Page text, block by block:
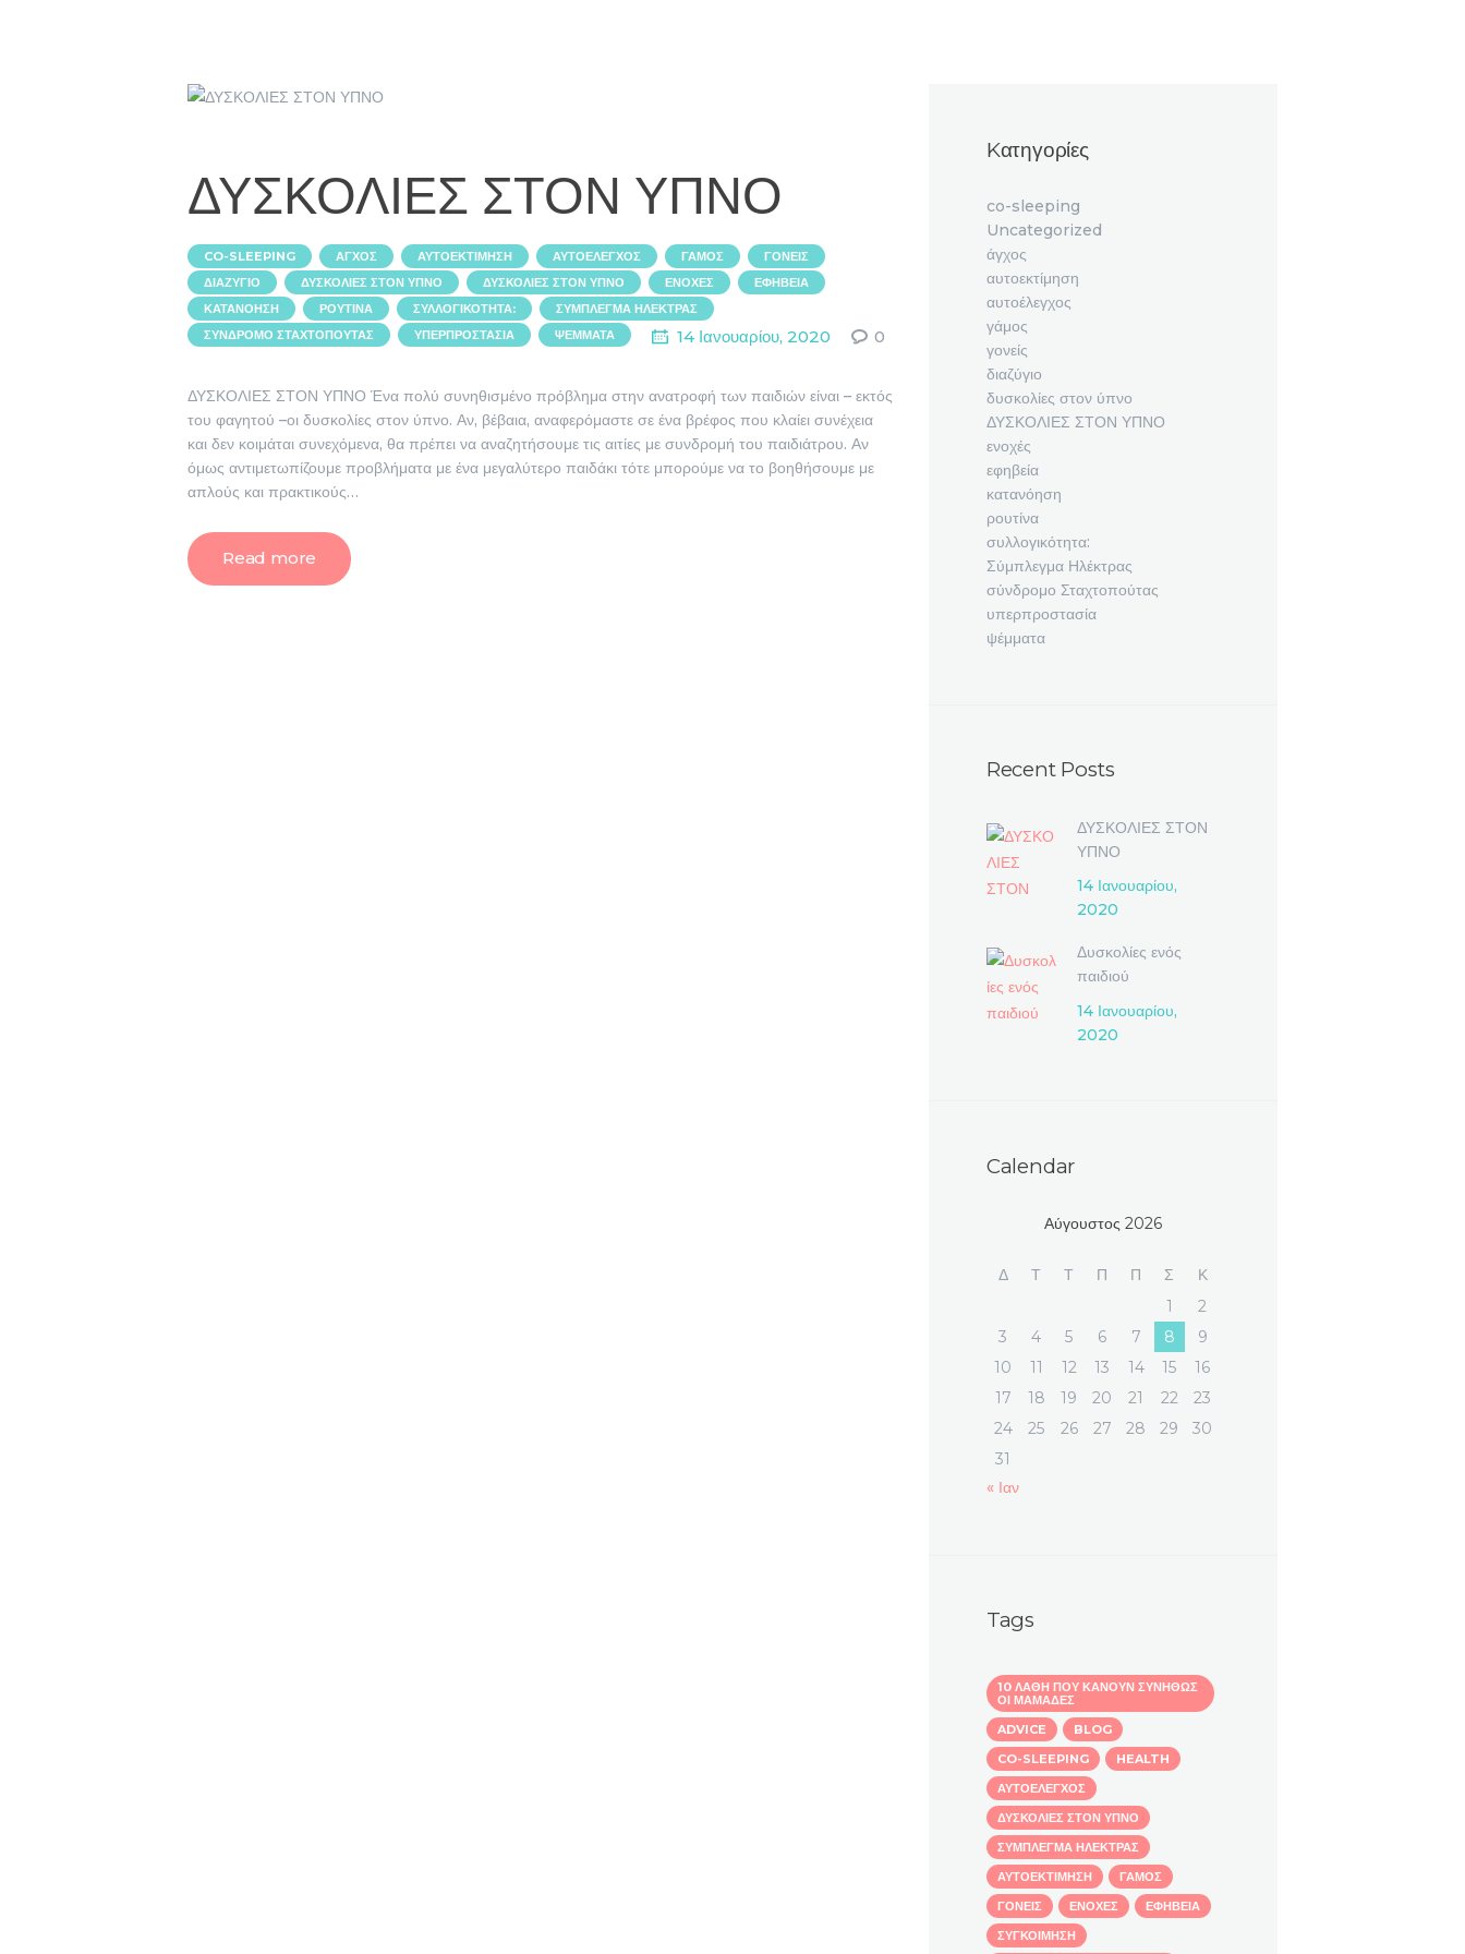
ΔΥΣΚΟΛΙΕΣ ΣΤΟΝ ΥΠΝΟ
CO-SLEEPING ΆΓΧΟΣ ΑΥΤΟΕΚΤΊΜΗΣΗ ΑΥΤΟΈΛΕΓΧΟΣ ΓΆΜΟΣ ΓΟΝΕΊΣ
ΔΙΑΖΎΓΙΟ ΔΥΣΚΟΛΊΕΣ ΣΤΟΝ ΎΠΝΟ ΔΥΣΚΟΛΙΕΣ ΣΤΟΝ ΥΠΝΟ ΕΝΟΧΈΣ ΕΦΗΒΕΊΑ
ΚΑΤΑΝΌΗΣΗ ΡΟΥΤΊΝΑ ΣΥΛΛΟΓΙΚΌΤΗΤΑ: ΣΎΜΠΛΕΓΜΑ ΗΛΈΚΤΡΑΣ
ΣΎΝΔΡΟΜΟ ΣΤΑΧΤΟΠΟΎΤΑΣ ΥΠΕΡΠΡΟΣΤΑΣΊΑ ΨΈΜΜΑΤΑ 14 Ιανουαρίου, 2020 0
ΔΥΣΚΟΛΙΕΣ ΣΤΟΝ ΥΠΝΟ Ένα πολύ συνηθισμένο πρόβλημα στην ανατροφή των παιδιών είναι – εκτός
του φαγητού –οι δυσκολίες στον ύπνο. Αν, βέβαια, αναφερόμαστε σε ένα βρέφος που κλαίει συνέχεια
και δεν κοιμάται συνεχόμενα, θα πρέπει να αναζητήσουμε τις αιτίες με συνδρομή του παιδιάτρου. Αν
όμως αντιμετωπίζουμε προβλήματα με ένα μεγαλύτερο παιδάκι τότε μπορούμε να το βοηθήσουμε με
απλούς και πρακτικούς…
Read more
Kατηγορίες
co-sleeping
Uncategorized
άγχος
αυτοεκτίμηση
αυτοέλεγχος
γάμος
γονείς
διαζύγιο
δυσκολίες στον ύπνο
ΔΥΣΚΟΛΙΕΣ ΣΤΟΝ ΥΠΝΟ
ενοχές
εφηβεία
κατανόηση
ρουτίνα
συλλογικότητα:
Σύμπλεγμα Ηλέκτρας
σύνδρομο Σταχτοπούτας
υπερπροστασία
ψέμματα
Recent Posts
ΔΥΣΚΟΛΙΕΣ ΣΤΟΝ
ΥΠΝΟ
14 Ιανουαρίου,
2020
Δυσκολίες ενός
παιδιού
γονέων, όταν ο ένας
14 Ιανουαρίου,
2020
Calendar
Αύγουστος 2026
Δ Τ Τ Π Π Σ
Κ
1
2
3
4 5 6 7 8
9
10
11 12 13 14 15
16
17
18 19 20 21 22
23
24
25 26 27 28 29
30
31
« Ιαν
Tags
10 ΛΆΘΗ ΠΟΥ ΚΆΝΟΥΝ ΣΥΝΉΘΩΣ
ΟΙ ΜΑΜΆΔΕΣ
ADVICE
BLOG
CO-SLEEPING
HEALTH
ΑΥΤΟΈΛΕΓΧΟΣ
ΔΥΣΚΟΛΙΕΣ ΣΤΟΝ ΥΠΝΟ
ΣΎΜΠΛΕΓΜΑ ΗΛΈΚΤΡΑΣ
ΑΥΤΟΕΚΤΊΜΗΣΗ
ΓΆΜΟΣ
ΓΟΝΕΊΣ
ΕΝΟΧΈΣ
ΕΦΗΒΕΊΑ
ΣΥΓΚΟΊΜΗΣΗ